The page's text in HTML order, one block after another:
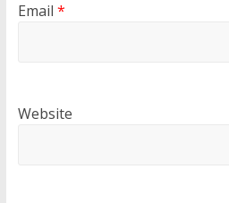
Email *
Website